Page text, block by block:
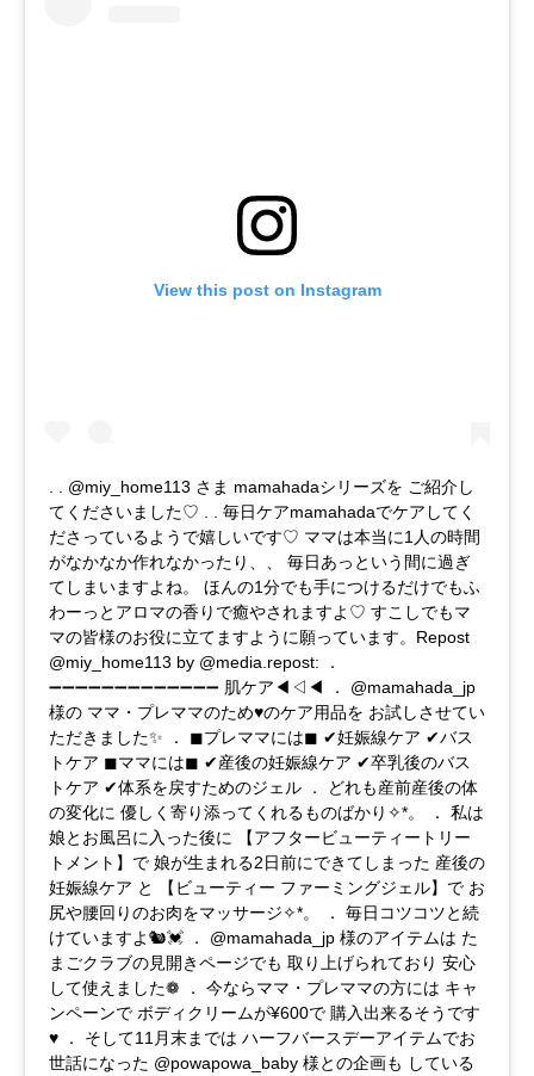
View this post on Instagram
. . @miy_home113 さま mamahadaシリーズを ご紹介し
てくださいました♡ . . 毎日ケアmamahadaでケアしてく
ださっているようで嬉しいです♡ ママは本当に1人の時間
がなかなか作れなかったり、、 毎日あっという間に過ぎ
てしまいますよね。 ほんの1分でも手につけるだけでもふ
わーっとアロマの香りで癒やされますよ♡ すこしでもマ
マの皆様のお役に立てますように願っています。Repost
@miy_home113 by @media.repost: ．
➖➖➖➖➖➖➖➖➖➖➖➖➖ 肌ケア◀︎◁◀︎ ． @mamahada_jp
様の ママ・プレママのため♥️のケア用品を お試しさせてい
ただきました✨ ． ◼︎プレママには◼︎ ✔︎妊娠線ケア ✔︎バス
トケア ◼︎ママには◼︎ ✔︎産後の妊娠線ケア ✔︎卒乳後のバス
トケア ✔︎体系を戻すためのジェル ． どれも産前産後の体
の変化に 優しく寄り添ってくれるものばかり✧︎*。 ． 私は
娘とお風呂に入った後に 【アフタービューティートリー
トメント】で 娘が生まれる2日前にできてしまった 産後の
妊娠線ケア と 【ビューティー ファーミングジェル】で お
尻や腰回りのお肉をマッサージ✧︎*。 ． 毎日コツコツと続
けていますよ🐿💓 ． @mamahada_jp 様のアイテムは た
まごクラブの見開きページでも 取り上げられており 安心
して使えました❁︎ ． 今ならママ・プレママの方には キャ
ンペーンで ボディクリームが¥600で 購入出来るそうです
♥️ ． そして11月末までは ハーフバースデーアイテムでお
世話になった @powapowa_baby 様との企画も している